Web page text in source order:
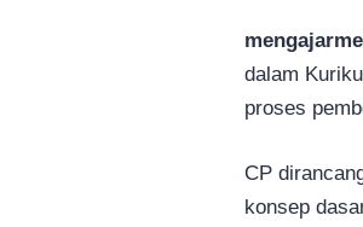
dalam
proses
CP
konsep